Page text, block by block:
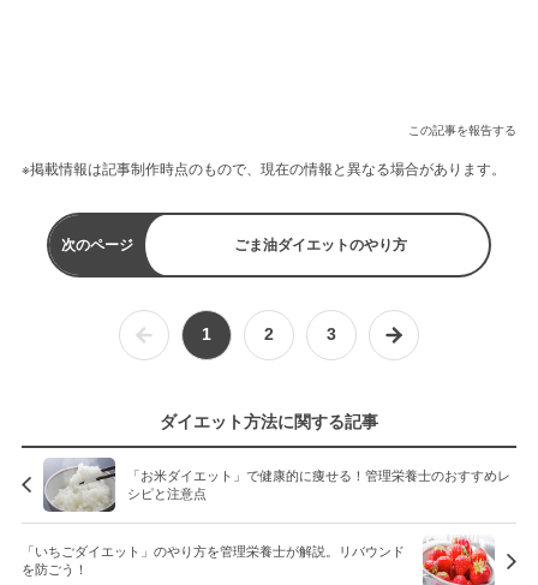
この記事を報告する
※掲載情報は記事制作時点のもので、現在の情報と異なる場合があります。
次のページ ごま油ダイエットのやり方
1 2 3
ダイエット方法に関する記事
「お米ダイエット」で健康的に痩せる！管理栄養士のおすすめレ
シピと注意点
「いちごダイエット」のやり方を管理栄養士が解説。リバウンド
を防ごう！